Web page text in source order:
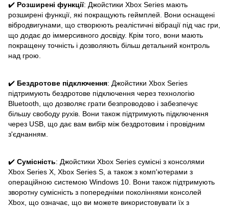
✔️ Розширені функції: Джойстики Xbox Series мають
розширені функції, які покращують геймплей. Вони оснащені
вібродвигунами, що створюють реалістичні вібрації під час гри,
що додає до іммерсивного досвіду. Крім того, вони мають
покращену точність і дозволяють більш детальний контроль
над грою.
✔️ Бездротове підключення: Джойстики Xbox Series
підтримують бездротове підключення через технологію
Bluetooth, що дозволяє грати безпроводово і забезпечує
більшу свободу рухів. Вони також підтримують підключення
через USB, що дає вам вибір між бездротовим і провідним
з'єднанням.
✔️ Сумісність: Джойстики Xbox Series сумісні з консолями
Xbox Series X, Xbox Series S, а також з комп'ютерами з
операційною системою Windows 10. Вони також підтримують
зворотну сумісність з попередніми поколіннями консолей
Xbox, що означає, що ви можете використовувати їх з